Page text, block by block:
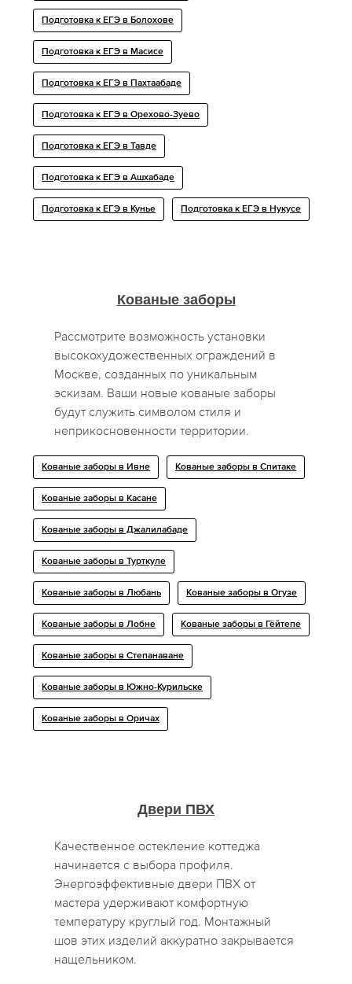
Подготовка к ЕГЭ в Болохове
Подготовка к ЕГЭ в Масисе
Подготовка к ЕГЭ в Пахтаабаде
Подготовка к ЕГЭ в Орехово-Зуево
Подготовка к ЕГЭ в Тавде
Подготовка к ЕГЭ в Ашхабаде
Подготовка к ЕГЭ в Кунье Подготовка к ЕГЭ в Нукусе
Кованые заборы
Рассмотрите возможность установки
высокохудожественных ограждений в
Москве, созданных по уникальным
эскизам. Ваши новые кованые заборы
будут служить символом стиля и
неприкосновенности территории.
Кованые заборы в Ивне Кованые заборы в Спитаке
Кованые заборы в Касане
Кованые заборы в Джалилабаде
Кованые заборы в Турткуле
Кованые заборы в Любань Кованые заборы в Огузе
Кованые заборы в Лобне Кованые заборы в Гёйтепе
Кованые заборы в Степанаване
Кованые заборы в Южно-Курильске
Кованые заборы в Оричах
Двери ПВХ
Качественное остекление коттеджа
начинается с выбора профиля.
Энергоэффективные двери ПВХ от
мастера удерживают комфортную
температуру круглый год. Монтажный
шов этих изделий аккуратно закрывается
нащельником.